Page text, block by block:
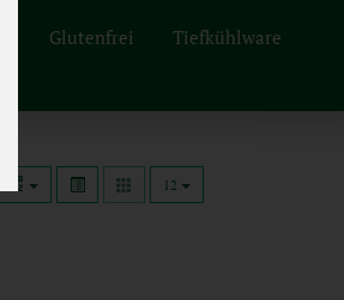
Glutenfrei Tiefkühlware
12